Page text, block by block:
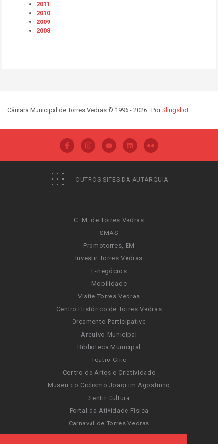
2011
2010
2009
2008
Câmara Municipal de Torres Vedras © 1996 - 2026 · PorSlingshot
OUTROS SITES DA AUTARQUIA
C. M. de Torres Vedras
SMAS
Promotorres, EM
Investir Torres Vedras
E-negócios
Mobilidade
Visite Torres Vedras
Centro Histórico de Torres Vedras
Orçamento Participativo
Arquivo Municipal
Biblioteca Municipal
Teatro-Cine
Centro de Artes e Criatividade
Museu do Ciclismo Joaquim Agostinho
Sentir Cultura
Portal da Atividade Física
Carnaval de Torres Vedras
Santa Cruz Ocean Spirit